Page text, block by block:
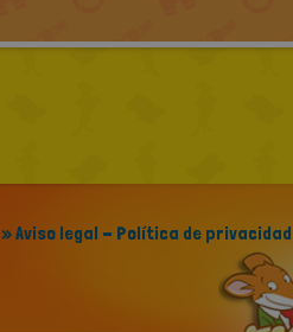
» Aviso legal - Política de privacidad